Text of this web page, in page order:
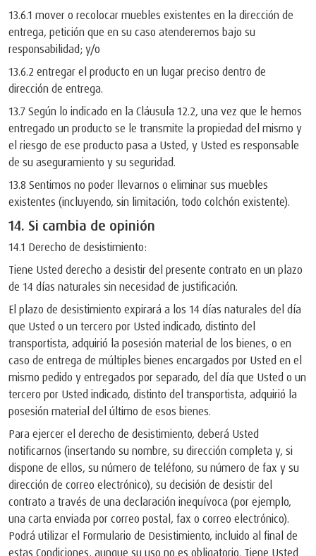
13.6.1 mover o recolocar muebles existentes en la dirección de
entrega, petición que en su caso atenderemos bajo su
responsabilidad; y/o
13.6.2 entregar el producto en un lugar preciso dentro de
dirección de entrega.
13.7 Según lo indicado en la Cláusula 12.2, una vez que le hemos
entregado un producto se le transmite la propiedad del mismo y
el riesgo de ese producto pasa a Usted, y Usted es responsable
de su aseguramiento y su seguridad.
13.8 Sentimos no poder llevarnos o eliminar sus muebles
existentes (incluyendo, sin limitación, todo colchón existente).
14. Si cambia de opinión
14.1 Derecho de desistimiento:
Tiene Usted derecho a desistir del presente contrato en un plazo
de 14 días naturales sin necesidad de justificación.
El plazo de desistimiento expirará a los 14 días naturales del día
que Usted o un tercero por Usted indicado, distinto del
transportista, adquirió la posesión material de los bienes, o en
caso de entrega de múltiples bienes encargados por Usted en el
mismo pedido y entregados por separado, del día que Usted o un
tercero por Usted indicado, distinto del transportista, adquirió la
posesión material del último de esos bienes.
Para ejercer el derecho de desistimiento, deberá Usted
notificarnos (insertando su nombre, su dirección completa y, si
dispone de ellos, su número de teléfono, su número de fax y su
dirección de correo electrónico), su decisión de desistir del
contrato a través de una declaración inequívoca (por ejemplo,
una carta enviada por correo postal, fax o correo electrónico).
Podrá utilizar el Formulario de Desistimiento, incluido al final de
estas Condiciones, aunque su uso no es obligatorio. Tiene Usted